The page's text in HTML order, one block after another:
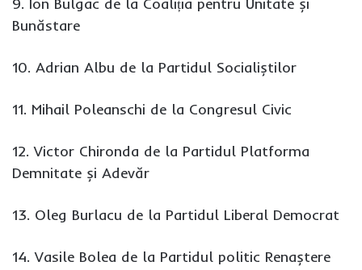
Bunăstare
10. Adrian Albu de la Partidul Socialiștilor
11. Mihail Poleanschi de la Congresul Civic
12. Victor Chironda de la Partidul Platforma
Demnitate și Adevăr
13. Oleg Burlacu de la Partidul Liberal Democrat
14. Vasile Bolea de la Partidul politic Renaștere